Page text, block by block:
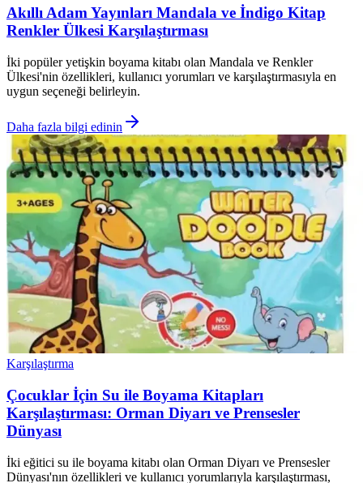
Akıllı Adam Yayınları Mandala ve İndigo Kitap
Renkler Ülkesi Karşılaştırması
İki popüler yetişkin boyama kitabı olan Mandala ve Renkler
Ülkesi'nin özellikleri, kullanıcı yorumları ve karşılaştırmasıyla en
uygun seçeneği belirleyin.
Daha fazla bilgi edinin
Karşılaştırma
Çocuklar İçin Su ile Boyama Kitapları
Karşılaştırması: Orman Diyarı ve Prensesler
Dünyası
İki eğitici su ile boyama kitabı olan Orman Diyarı ve Prensesler
Dünyası'nın özellikleri ve kullanıcı yorumlarıyla karşılaştırması,